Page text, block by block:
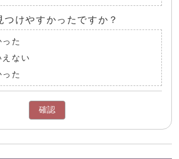
つけやすかったですか？
た
えない
た
確認